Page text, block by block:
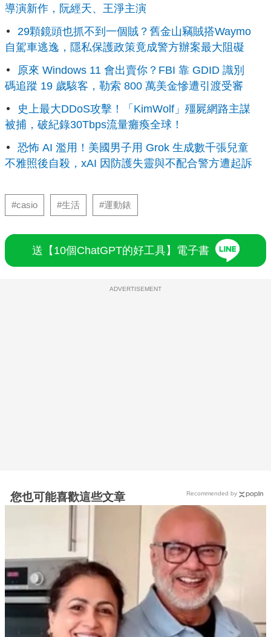
導演新作，阮經天、王淨主演
29顆鏡頭也抓不到一個賊？舊金山竊賊搭Waymo
自駕車逃逸，隱私保護政策竟成警方辦案最大阻礙
原來 Windows 11 會出賣你？FBI 靠 GDID 識別
碼追蹤 19 歲駭客，勒索 800 萬美金慘遭引渡受審
史上最大DDoS攻擊！「KimWolf」殭屍網路主謀
被捕，破紀錄30Tbps流量癱瘓全球！
恐怖 AI 濫用！美國男子用 Grok 生成數千張兒童
不雅照後自殺，xAI 因防護失靈與不配合警方遭起訴
#casio #生活 #運動錶
送【10個ChatGPT的好工具】電子書
ADVERTISEMENT
您也可能喜歡這些文章 Recommended by